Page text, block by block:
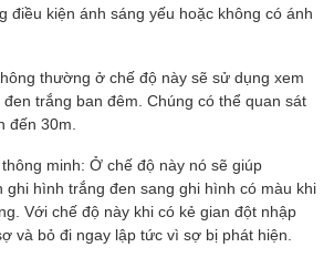
điều kiện ánh sáng yếu hoặc không có ánh
thường ở chế độ này sẽ sử dụng xem
trắng ban đêm. Chúng có thể quan sát
đến 30m.
minh: Ở chế độ này nó sẽ giúp
ghi hình trắng đen sang ghi hình có màu khi
Với chế độ này khi có kẻ gian đột nhập
và bỏ đi ngay lập tức vì sợ bị phát hiện.